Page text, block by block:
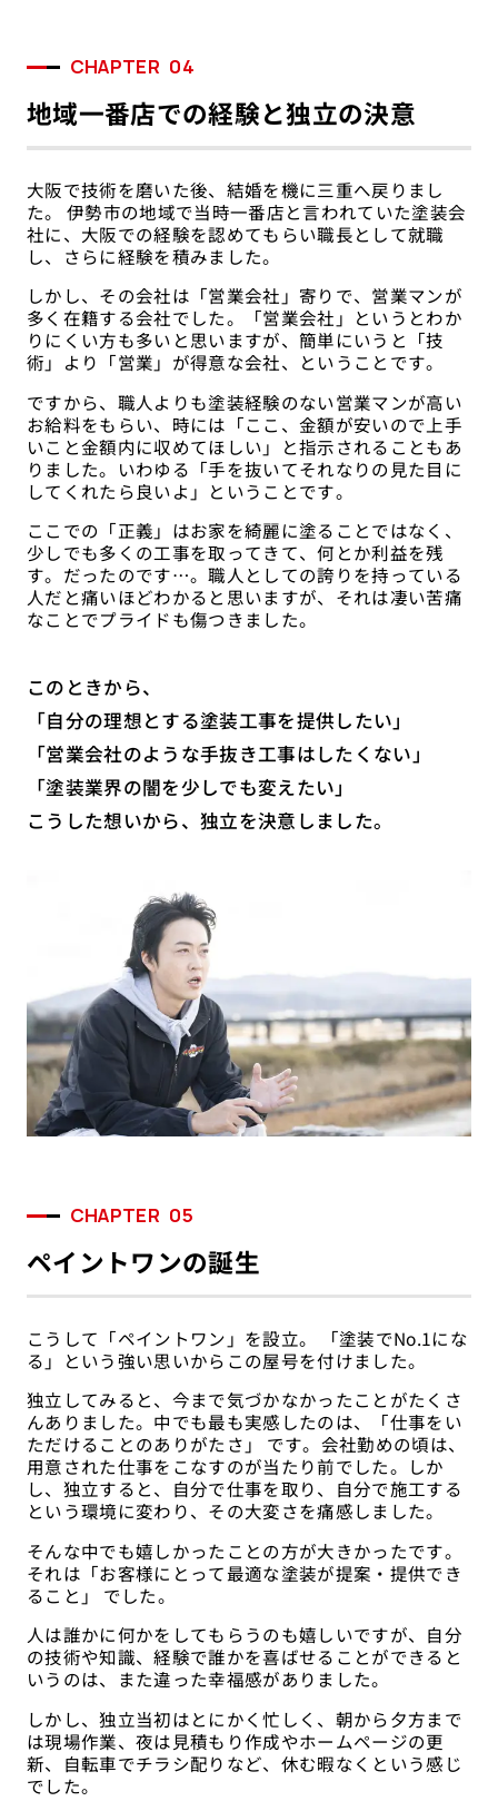
CHAPTER 04
地域一番店での経験と独立の決意
大阪で技術を磨いた後、結婚を機に三重へ戻りまし
た。 伊勢市の地域で当時一番店と言われていた塗装会
社に、大阪での経験を認めてもらい職長として就職
し、さらに経験を積みました。
しかし、その会社は「営業会社」寄りで、営業マンが
多く在籍する会社でした。「営業会社」というとわか
りにくい方も多いと思いますが、簡単にいうと「技
術」より「営業」が得意な会社、ということです。
ですから、職人よりも塗装経験のない営業マンが高い
お給料をもらい、時には「ここ、金額が安いので上手
いこと金額内に収めてほしい」と指示されることもあ
りました。いわゆる「手を抜いてそれなりの見た目に
してくれたら良いよ」ということです。
ここでの「正義」はお家を綺麗に塗ることではなく、
少しでも多くの工事を取ってきて、何とか利益を残
す。だったのです…。職人としての誇りを持っている
人だと痛いほどわかると思いますが、それは凄い苦痛
なことでプライドも傷つきました。
このときから、
「自分の理想とする塗装工事を提供したい」
「営業会社のような手抜き工事はしたくない」
「塗装業界の闇を少しでも変えたい」
こうした想いから、独立を決意しました。
CHAPTER 05
ペイントワンの誕生
こうして「ペイントワン」を設立。 「塗装でNo.1にな
る」という強い思いからこの屋号を付けました。
独立してみると、今まで気づかなかったことがたくさ
んありました。中でも最も実感したのは、「仕事をい
ただけることのありがたさ」 です。会社勤めの頃は、
用意された仕事をこなすのが当たり前でした。しか
し、独立すると、自分で仕事を取り、自分で施工する
という環境に変わり、その大変さを痛感しました。
そんな中でも嬉しかったことの方が大きかったです。
それは「お客様にとって最適な塗装が提案・提供でき
ること」 でした。
人は誰かに何かをしてもらうのも嬉しいですが、自分
の技術や知識、経験で誰かを喜ばせることができると
いうのは、また違った幸福感がありました。
しかし、独立当初はとにかく忙しく、朝から夕方まで
は現場作業、夜は見積もり作成やホームページの更
新、自転車でチラシ配りなど、休む暇なくという感じ
でした。